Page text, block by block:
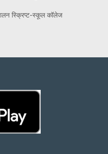
स्क्रिप्ट-स्कूल कॉलेज